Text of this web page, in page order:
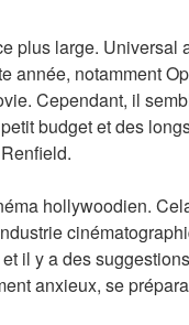
plus large. Universal
année, notamment
Cependant, il
budget et des
hollywoodien.
il y a des
anxieux, se